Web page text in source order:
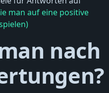
man auf eine positive
nach